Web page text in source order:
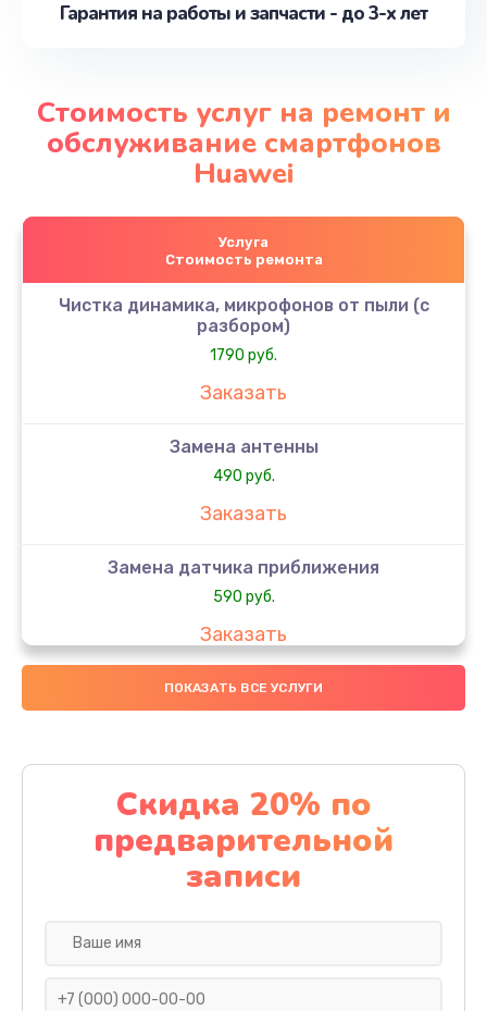
Гарантия на работы и запчасти - до 3-х лет
Стоимость услуг на ремонт и
обслуживание смартфонов
Huawei
Услуга
Стоимость ремонта
Чистка динамика, микрофонов от пыли (с
разбором)
1790 руб.
Заказать
Замена антенны
490 руб.
Заказать
Замена датчика приближения
590 руб.
Заказать
Замена стекла
Обновление ПО
890 руб.
Заказать
Заказать
ПОКАЗАТЬ ВСЕ УСЛУГИ
Скидка 20% по
предварительной
записи